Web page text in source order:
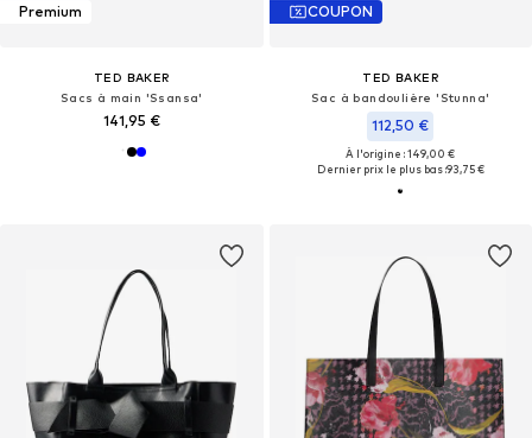
Premium
TED BAKER
Sacs à main 'Ssansa'
141,95 €
COUPON
TED BAKER
Sac à bandoulière 'Stunna'
112,50 €
À l'origine : 149,00 €
Dernier prix le plus bas :93,75 €